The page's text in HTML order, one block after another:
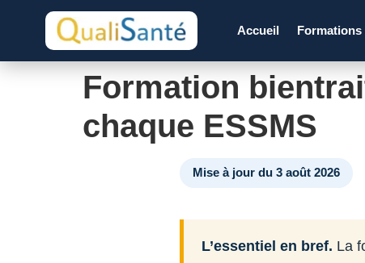
Accueil Formations
Formation
chaque ESSMS
Mise à jour du 3 août 2026
L’essentiel en bref. La